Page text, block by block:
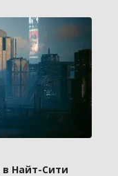
в Найт-Сити